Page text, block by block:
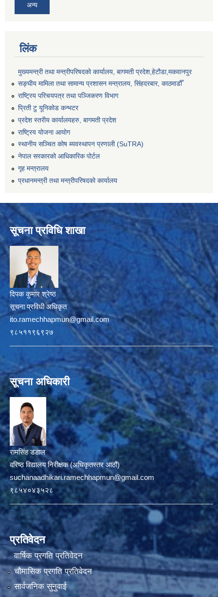
अन्य
लिंक
मुख्यमन्त्री तथा मन्त्रीपरिषदको कार्यालय, बागमती प्रदेश,हेटाैडा,मकवानपुर
सङ्‍घीय मामिला तथा सामान्य प्रशासन मन्त्रालय, सिंहदरबार, काठमाडौँ
राष्ट्रिय परिचयपत्र तथा पञ्जिकरण विभाग
प्रिती टु यूनिकोड कन्भटर
प्रदेश स्तरीय कार्यालयहरु, बागमती प्रदेश
राष्ट्रिय योजना आयोग
स्थानीय सञ्चित कोष ब्यवस्थापन प्रणाली (SuTRA)
नेपाल सरकारको आधिकारिक पोर्टल
गृह मन्त्रालय
प्रधानमन्त्री तथा मन्त्रीपरिषदको कार्यालय
सूचना प्रविधि शाखा
दिपक कुमार श्रेष्ठ
सूचना प्रविधी अधिकृत
ito.ramechhapmun@gmail.com
९८५११९६९२७
सूचना अधिकारी
रामसिंह डडाल
वरिष्ठ विद्यालय निरीक्षक (अधिकृतस्तर आठौं)
suchanaadhikari.ramechhapmun@gmail.com
९८५४०४३५२८
प्रतिवेदन
वार्षिक प्रगति प्रतिवेदन
चौमासिक प्रगति प्रतिवेदन
सार्वजनिक सुनुवाई